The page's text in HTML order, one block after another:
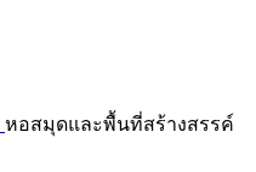
หอสมุดและพื้นที่สร้างสรรค์